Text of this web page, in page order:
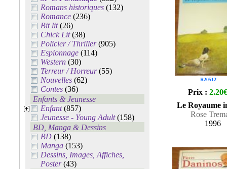
Romans historiques (132)
Romance (236)
Bit lit(26)
Chick Lit(38)
Policier / Thriller(905)
Espionnage (114)
Western (30)
Terreur / Horreur(55)
Nouvelles (62)
Contes (36)
Enfants & Jeunesse
Enfant(857)
Jeunesse - Young Adult(158)
BD, Manga & Dessins
BD (138)
Manga (153)
Dessins, Images, Affiches,
Poster(43)
R20512
Prix : 2.20€
Le Royaume
Rose
1996